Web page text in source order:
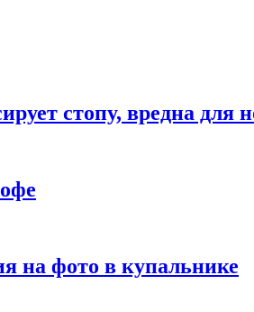
стопу, вредна для
на фото в купальнике